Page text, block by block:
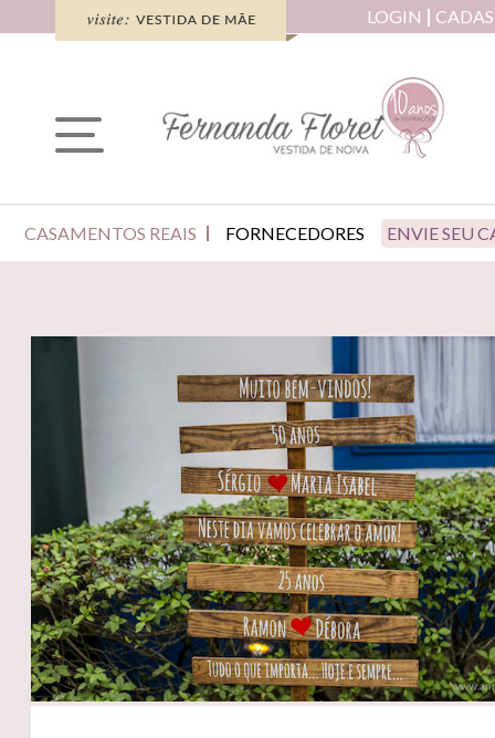
LOGIN
CASAMENTOS REAIS FORNECEDORES ENVIE SEU